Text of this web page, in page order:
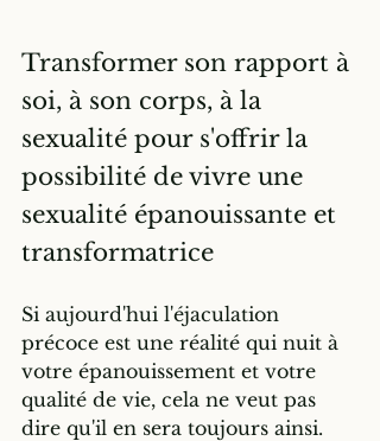
Transformer son rapport à
soi, à son corps, à la
sexualité pour s'offrir la
possibilité de vivre une
sexualité épanouissante et
transformatrice
Si aujourd'hui l'éjaculation
précoce est une réalité qui nuit à
votre épanouissement et votre
qualité de vie, cela ne veut pas
dire qu'il en sera toujours ainsi.